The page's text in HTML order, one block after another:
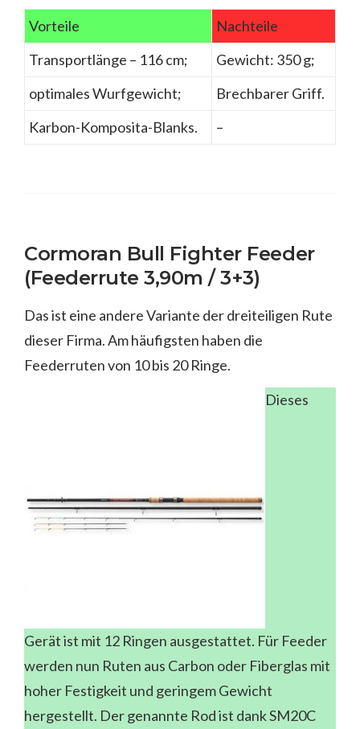
Vorteile
Nachteile
Transportlänge – 116 cm;
Gewicht: 350 g;
optimales Wurfgewicht;
Brechbarer Griff.
Karbon-Komposita-Blanks.
–
Cormoran Bull Fighter Feeder
(Feederrute 3,90m / 3+3)
Das ist eine andere Variante der dreiteiligen Rute
dieser Firma. Am häufigsten haben die
Feederruten von 10 bis 20 Ringe.
Dieses
Gerät ist mit 12 Ringen ausgestattet. Für Feeder
werden nun Ruten aus Carbon oder Fiberglas mit
hoher Festigkeit und geringem Gewicht
hergestellt. Der genannte Rod ist dank SM20C